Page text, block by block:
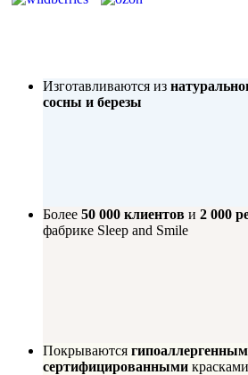
Изготавливаются из
сосны и березы
Более 50 000 клиентов и 2 000
фабрике Sleep and Smile
Покрываются
сертифицированными красками